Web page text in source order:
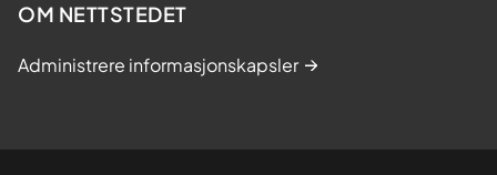
OM NETTSTEDET
Administrere informasjonskapsler